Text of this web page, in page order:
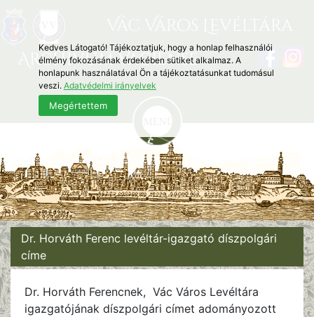
Archivum Vaciense
Dr. Horváth Ferenc levéltár-igazgató díszpolgári
címe
Dr. Horváth Ferencnek, Vác Város Levéltára
igazgatójának díszpolgári címet adományozott
Kedves Látogató! Tájékoztatjuk, hogy a honlap felhasználói
élmény fokozásának érdekében sütiket alkalmaz. A
honlapunk használatával Ön a tájékoztatásunkat tudomásul
veszi. Adatvédelmi irányelvek
Megértettem